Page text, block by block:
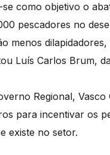
como objetivo o
pescadores no
menos
Luís Carlos Brum,
Regional,
para incentivar os
existe no setor.